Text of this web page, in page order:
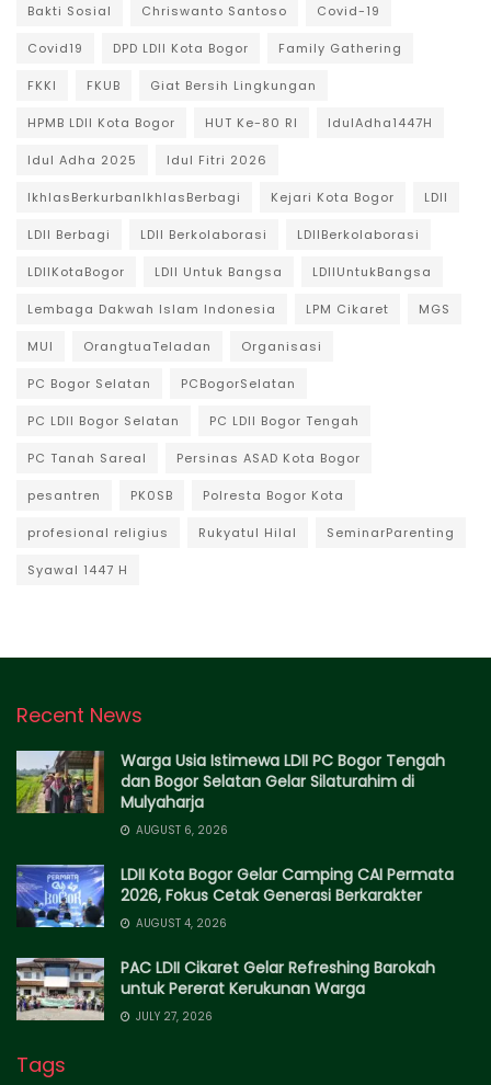
Bakti Sosial Chriswanto Santoso Covid-19
Covid19 DPD LDII Kota Bogor Family Gathering
FKKI FKUB Giat Bersih Lingkungan
HPMB LDII Kota Bogor HUT Ke-80 RI IdulAdha1447H
Idul Adha 2025 Idul Fitri 2026
IkhlasBerkurbanIkhlasBerbagi Kejari Kota Bogor LDII
LDII Berbagi LDII Berkolaborasi LDIIBerkolaborasi
LDIIKotaBogor LDII Untuk Bangsa LDIIUntukBangsa
Lembaga Dakwah Islam Indonesia LPM Cikaret MGS
MUI OrangtuaTeladan Organisasi
PC Bogor Selatan PCBogorSelatan
PC LDII Bogor Selatan PC LDII Bogor Tengah
PC Tanah Sareal Persinas ASAD Kota Bogor
pesantren PK0SB Polresta Bogor Kota
profesional religius Rukyatul Hilal SeminarParenting
Syawal 1447 H
Recent News
Warga Usia Istimewa LDII PC Bogor Tengah
dan Bogor Selatan Gelar Silaturahim di
Mulyaharja
AUGUST 6, 2026
LDII Kota Bogor Gelar Camping CAI Permata
2026, Fokus Cetak Generasi Berkarakter
AUGUST 4, 2026
PAC LDII Cikaret Gelar Refreshing Barokah
untuk Pererat Kerukunan Warga
JULY 27, 2026
Tags